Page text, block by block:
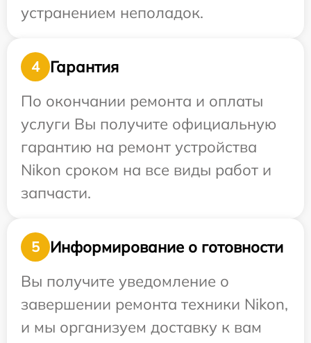
устранением неполадок.
4
Гарантия
По окончании ремонта и оплаты
услуги Вы получите официальную
гарантию на ремонт устройства
Nikon сроком на все виды работ и
запчасти.
5
Информирование о готовности
Вы получите уведомление о
завершении ремонта техники Nikon,
и мы организуем доставку к вам